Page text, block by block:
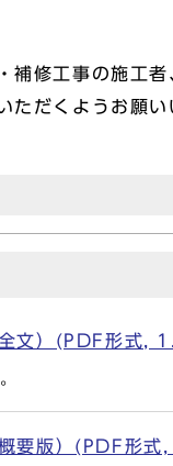
修工事の施工
ただくようお願
全文）(PDF形式,
概要版）(PDF形